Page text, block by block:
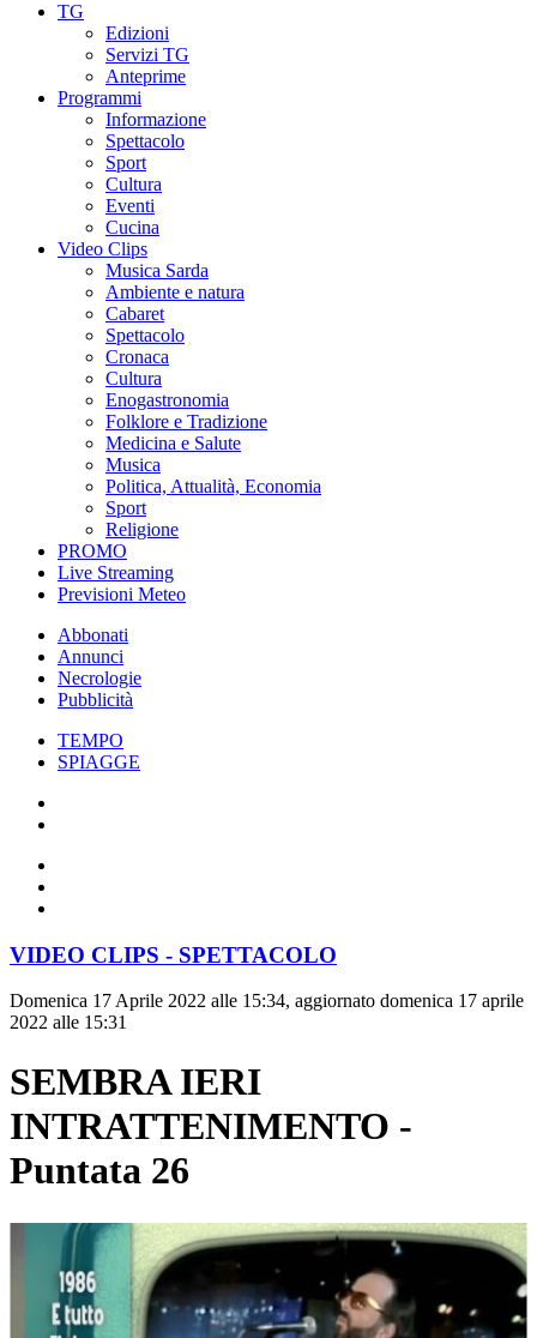
TG
Edizioni
Servizi TG
Anteprime
Programmi
Informazione
Spettacolo
Sport
Cultura
Eventi
Cucina
Video Clips
Musica Sarda
Ambiente e natura
Cabaret
Spettacolo
Cronaca
Cultura
Enogastronomia
Folklore e Tradizione
Medicina e Salute
Musica
Politica, Attualità, Economia
Sport
Religione
PROMO
Live Streaming
Previsioni Meteo
Abbonati
Annunci
Necrologie
Pubblicità
TEMPO
SPIAGGE
VIDEO CLIPS - SPETTACOLO
Domenica 17 Aprile 2022 alle 15:34, aggiornato domenica 17 aprile
2022 alle 15:31
SEMBRA IERI
INTRATTENIMENTO -
Puntata 26